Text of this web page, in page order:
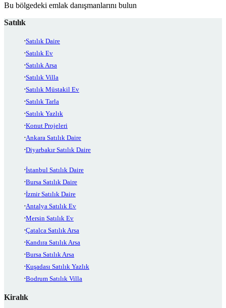
Bu bölgedeki emlak danışmanlarını bulun
Satılık
Satılık Daire
Satılık Ev
Satılık Arsa
Satılık Villa
Satılık Müstakil Ev
Satılık Tarla
Satılık Yazlık
Konut Projeleri
Ankara Satılık Daire
Diyarbakır Satılık Daire
İstanbul Satılık Daire
Bursa Satılık Daire
İzmir Satılık Daire
Antalya Satılık Ev
Mersin Satılık Ev
Çatalca Satılık Arsa
Kandıra Satılık Arsa
Bursa Satılık Arsa
Kuşadası Satılık Yazlık
Bodrum Satılık Villa
Kiralık